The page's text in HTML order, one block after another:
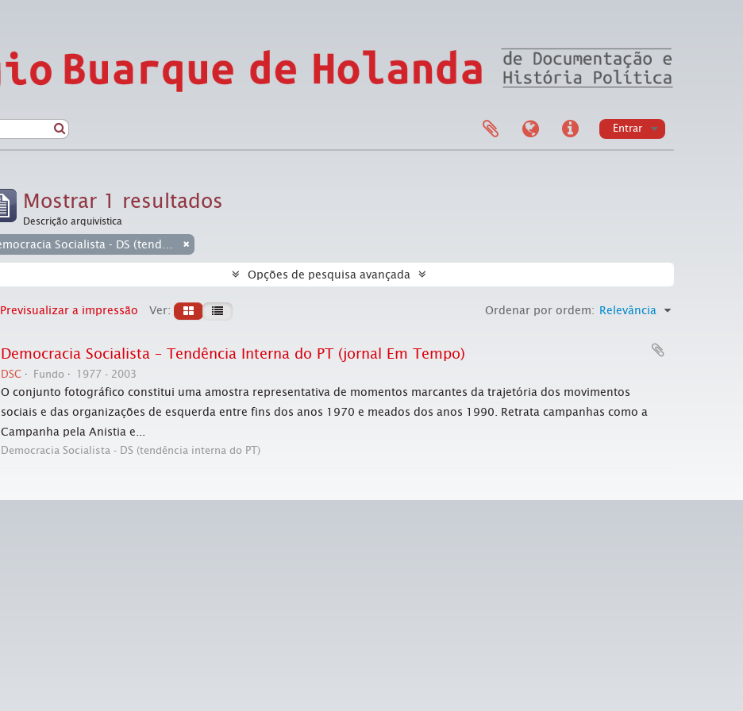
Entrar
Mostrar 1 resultados
Descrição arquivística
Opções de pesquisa avançada
Previsualizar a impressão Ver: Ordenar por ordem: Relevância
Democracia Socialista – Tendência Interna do PT (jornal Em Tempo)
DSC Fundo 1977 - 2003
O conjunto fotográfico constitui uma amostra representativa de momentos marcantes da trajetória dos movimentos
sociais e das organizações de esquerda entre fins dos anos 1970 e meados dos anos 1990. Retrata campanhas como a
Campanha pela Anistia e...
Democracia Socialista - DS (tendência interna do PT)